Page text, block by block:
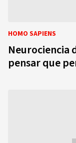
HOMO SAPIENS
Neurociencia
pensar que